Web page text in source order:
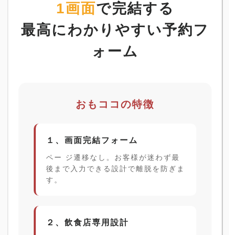
1画面で完結する
最高にわかりやすい予約フ
ォーム
おもココの特徴
１、画面完結フォーム
ペー ジ遷移なし。お客様が迷わず最
後まで入力できる設計で離脱を防ぎま
す。
２、飲食店専用設計